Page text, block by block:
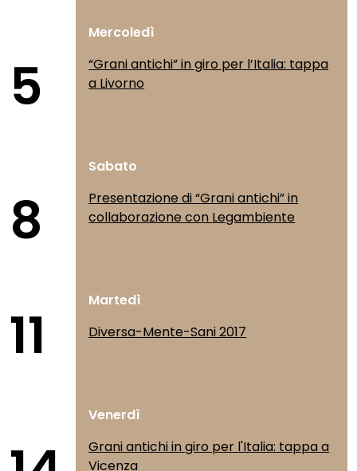
5
Mercoledì
“Grani antichi” in giro per l’Italia: tappa
a Livorno
8
Sabato
Presentazione di “Grani antichi” in
collaborazione con Legambiente
11
Martedì
Diversa-Mente-Sani 2017
Venerdì
Grani antichi in giro per l'Italia: tappa a
Vicenza